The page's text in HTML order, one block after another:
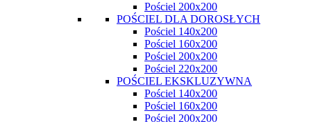
Pościel 200x200
POŚCIEL DLA DOROSŁYCH
Pościel 140x200
Pościel 160x200
Pościel 200x200
Pościel 220x200
POŚCIEL EKSKLUZYWNA
Pościel 140x200
Pościel 160x200
Pościel 200x200